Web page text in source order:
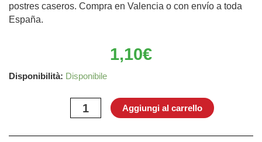
postres caseros. Compra en Valencia o con envío a toda
España.
1,10€
Disponibilità: Disponibile
Aroma
Paneangeli
quantità
Aggiungi al carrello